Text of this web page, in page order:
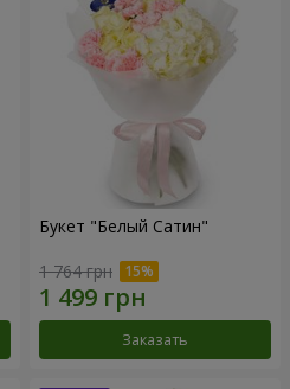
Букет "Белый Сатин"
1 764 грн
Заказать